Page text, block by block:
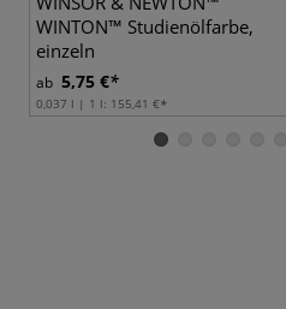
WINTON™ Studienölfarbe,
einzeln
ab 5,75 €
0,037 l | 1 l: 155,41 €